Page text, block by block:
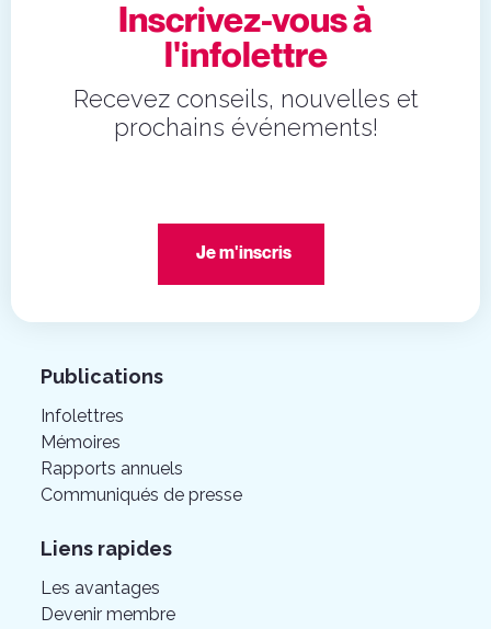
Inscrivez-vous à
l'infolettre
Recevez conseils, nouvelles et
prochains événements!
Je m'inscris
Publications
Infolettres
Mémoires
Rapports annuels
Communiqués de presse
Liens rapides
Les avantages
Devenir membre